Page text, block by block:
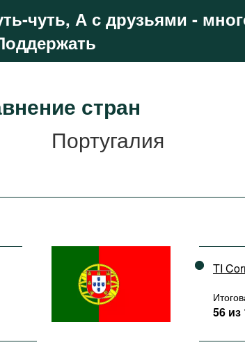
чуть, А с друзьями -
стран
Португалия
TI
56 из